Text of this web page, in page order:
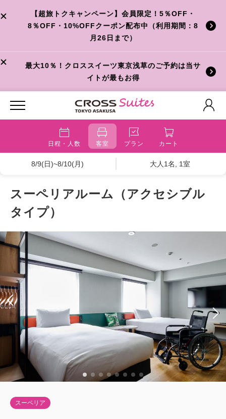
【超旅トクキャンペーン】会員限定！5％OFF・
8％OFF・10%OFFクーポン配布中（利用期間：8
月26日まで）
最大10％！クロススイーツ東京浅草のご予約は当サ
イトが最もお得
日程・人数 客室 プラン カート
8/9(日)~8/10(月) 大人1名, 1室
スーペリアルーム（アクセシブル
タイプ）
スーペリア